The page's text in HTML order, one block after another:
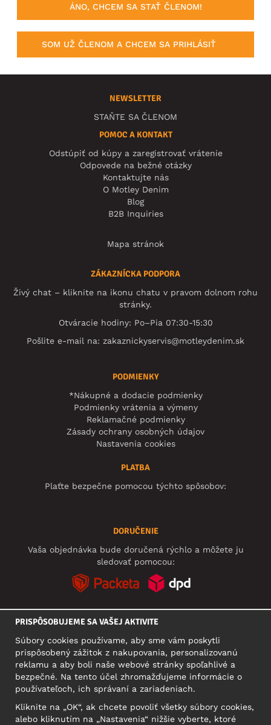
ÁNO, CHCEM SA STAŤ ČLENOM!
SOM UŽ ČLENOM A CHCEM SA PRIHLÁSIŤ
NEWSLETTER
STAŇTE SA ČLENOM
POMOC A KONTAKT
Odstúpiť od kúpy a zaregistrovať vrátenie
Odpovede na bežné otázky
Kontaktujte nás
O Motley Denim
Blog
B2B Inquiries
Mapa stránok
ZÁKAZNÍCKA PODPORA
Živý chat – kliknite na ikonu chatu v pravom dolnom rohu
stránky.
Otváracie hodiny: Po–Pia 07:30-15:30
Pošlite e-mail na: zakaznickyservis@motleydenim.sk
PODMIENKY
*Nákupné a dodacie podmienky
Podmienky vrátenia a výmeny
Reklamačné podmienky
Zásady ochrany osobných údajov
Nastavenia cookies
PLATBA
Plaťte bezpečne pomocou týchto spôsobov:
DORUČENIE
Vaša objednávka bude doručená rýchlo a môžete ju
sledovať pomocou:
SÍDLO
Narva mnt 5, EE-10117 Tallinn
Reg: 12356245
PRISPÔSOBUJEME SA VAŠEJ AKTIVITE
Súbory cookies používame, aby sme vám poskytli
prispôsobený zážitok z nakupovania, personalizovanú
reklamu a aby boli naše webové stránky spoľahlivé a
bezpečné. Na tento účel zhromažďujeme informácie o
používateľoch, ich správaní a zariadeniach.
Kliknite na „OK“, ak chcete povoliť všetky súbory cookies,
alebo kliknutím na „Nastavenia“ nižšie vyberte, ktoré